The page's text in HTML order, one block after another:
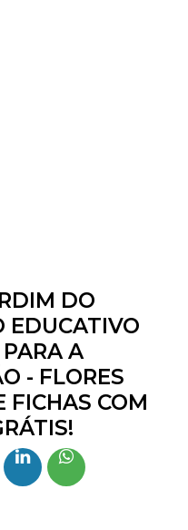
DO
EDUCATIVO
A
- FLORES
FICHAS COM